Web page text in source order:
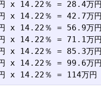
円 x 14.22％ = 28.4万円
円 x 14.22％ = 42.7万円
円 x 14.22％ = 56.9万円
円 x 14.22％ = 71.1万円
円 x 14.22％ = 85.3万円
円 x 14.22％ = 99.6万円